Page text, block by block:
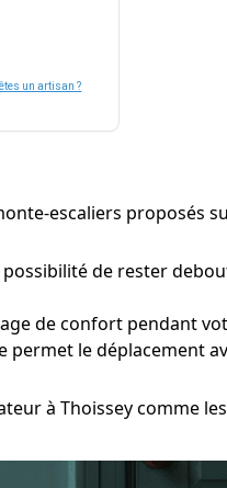
un artisan ?
escaliers proposés
de rester
de confort pendant
le déplacement
à Thoissey comme